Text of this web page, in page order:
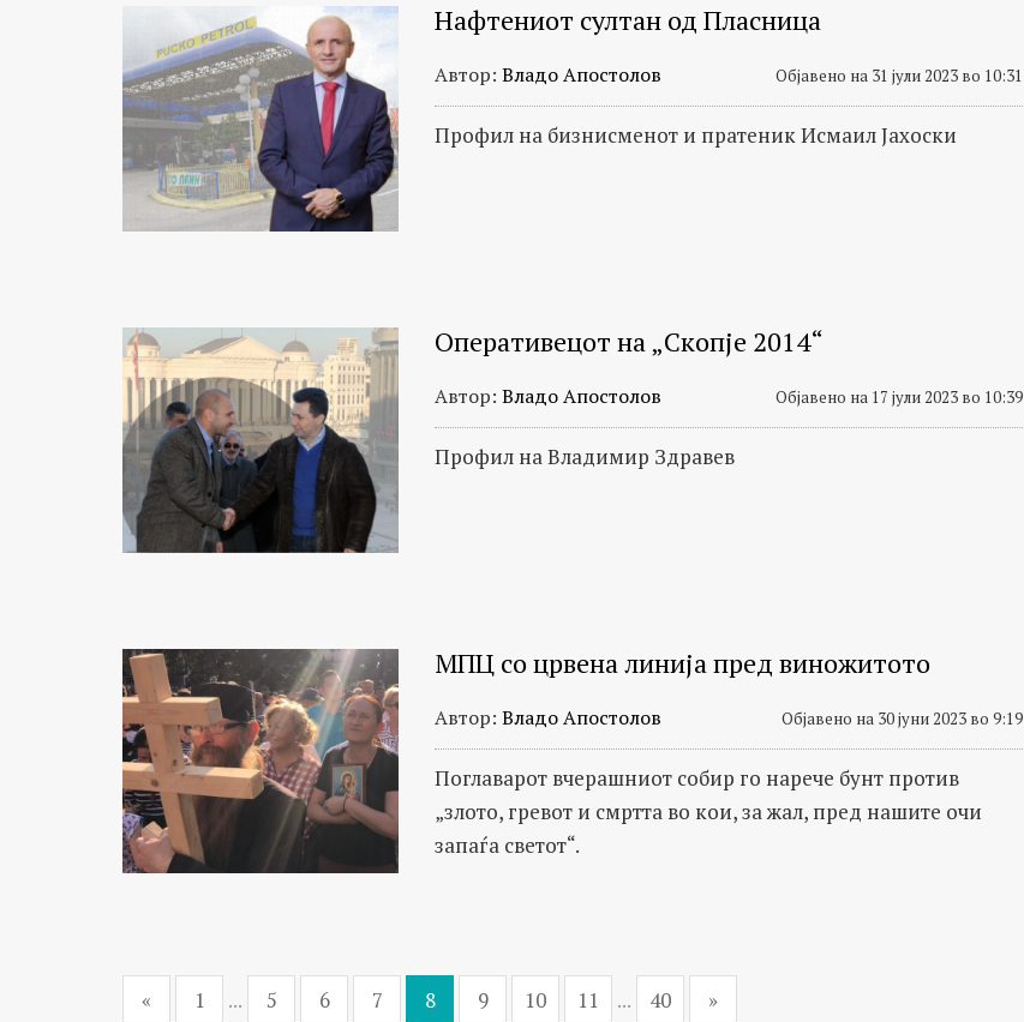
Нафтениот султан од Пласница
Автор: Владо Апостолов Објавено на 31 јули 2023 во 10:31
Профил на бизнисменот и пратеник Исмаил Јахоски
Оперативецот на „Скопје 2014“
Автор: Владо Апостолов Објавено на 17 јули 2023 во 10:39
Профил на Владимир Здравев
МПЦ со црвена линија пред виножитото
Автор: Владо Апостолов Објавено на 30 јуни 2023 во 9:19
Поглаварот вчерашниот собир го нарече бунт против
„злото, гревот и смртта во кои, за жал, пред нашите очи
запаѓа светот“.
« 1 ... 5 6 7 8 9 10 11 ... 40 »